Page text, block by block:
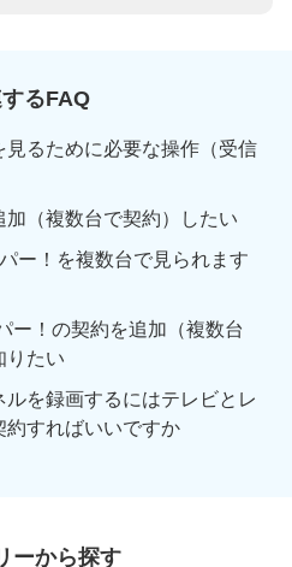
るFAQ
るために必要な操作（受信
加（複数台で契約）したい
ー！を複数台で見られます
ー！の契約を追加（複数台
りたい
を録画するにはテレビとレ
約すればいいですか
ーから探す